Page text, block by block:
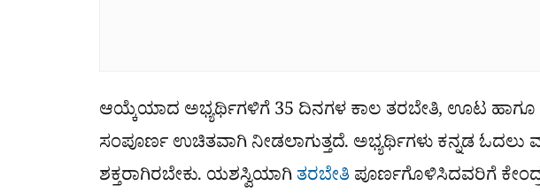
ಆಯ್ಕೆಯಾದ ಅಭ್ಯರ್ಥಿಗಳಿಗೆ 35 ದಿನಗಳ ಕಾಲ ತರಬೇತಿ, ಊಟ ಹಾಗೂ
ಸಂಪೂರ್ಣ ಉಚಿತವಾಗಿ ನೀಡಲಾಗುತ್ತದೆ. ಅಭ್ಯರ್ಥಿಗಳು ಕನ್ನಡ ಓದಲು
ಶಕ್ತರಾಗಿರಬೇಕು. ಯಶಸ್ವಿಯಾಗಿತರಬೇತಿ ಪೂರ್ಣಗೊಳಿಸಿದವರಿಗೆ